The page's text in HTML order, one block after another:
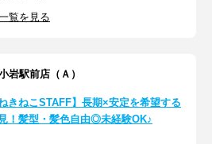
覧を見る
駅前店（Ａ）
ねきねこSTAFF】長期×安定を希望する
！髪型・髪色自由◎未経験OK♪